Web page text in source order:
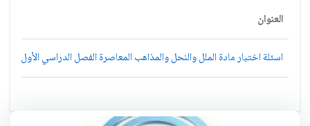
العنوان
اسئلة اختبار مادة الملل والنحل والمذاهب المعاصرة الفصل الدراسي الأول 1433هـ